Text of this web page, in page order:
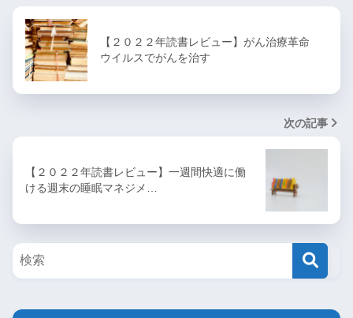
【２０２２年読書レビュー】がん治療革命
ウイルスでがんを治す
次の記事
【２０２２年読書レビュー】一週間快適に働
ける週末の睡眠マネジメ…